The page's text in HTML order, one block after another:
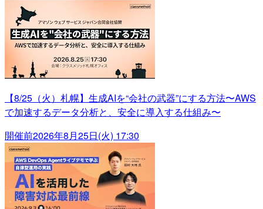
【8/25（火）札幌】生成AIを“会社の武器”にする方法〜AWS
で加速するデータ分析と、安全に導入する仕組み〜
開催前2026年8月25日(火) 17:30